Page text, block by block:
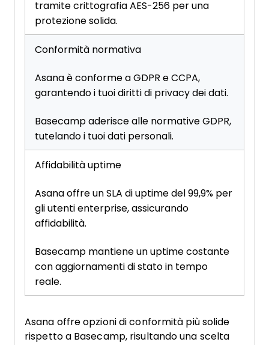
tramite crittografia AES-256 per una
protezione solida.
Conformità normativa
Asana è conforme a GDPR e CCPA,
garantendo i tuoi diritti di privacy dei dati.
Basecamp aderisce alle normative GDPR,
tutelando i tuoi dati personali.
Affidabilità uptime
Asana offre un SLA di uptime del 99,9% per
gli utenti enterprise, assicurando
affidabilità.
Basecamp mantiene un uptime costante
con aggiornamenti di stato in tempo
reale.
Asana offre opzioni di conformità più solide
rispetto a Basecamp, risultando una scelta